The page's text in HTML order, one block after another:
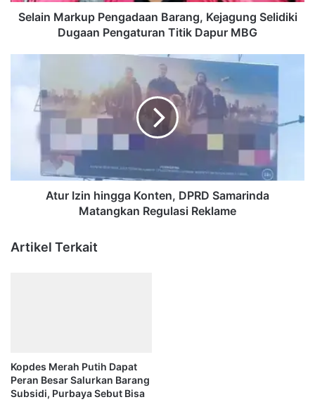
Dapur
Selain Markup Pengadaan Barang, Kejagung Selidiki
Dugaan Pengaturan Titik Dapur MBG
Konten,
Matangkan
Regulasi
Reklame
Atur Izin hingga Konten, DPRD Samarinda
Matangkan Regulasi Reklame
Artikel Terkait
Kopdes Merah Putih Dapat
Peran Besar Salurkan Barang
Subsidi, Purbaya Sebut Bisa